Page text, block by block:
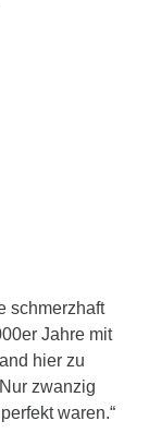
schmerzhaft
Jahre mit
hier zu
zwanzig
waren.“